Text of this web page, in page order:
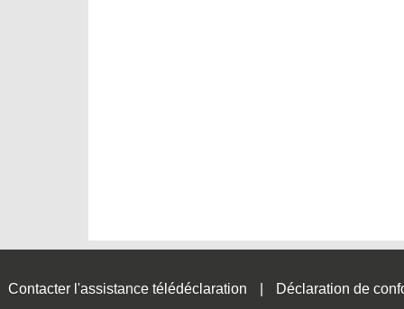
Contacter l'assistance télédéclaration Déclaration de